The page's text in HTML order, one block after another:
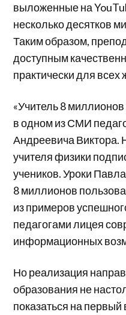
выложенные на
несколько десятков
Таким образом,
доступным
практически для
«Учитель 8 миллионов
в одном из СМИ
Андреевича Виктора.
учителя физики
учеников. Уроки
8 миллионов
из примеров
педагогами лицея
информационных
Но реализация
образования не
показаться на первый